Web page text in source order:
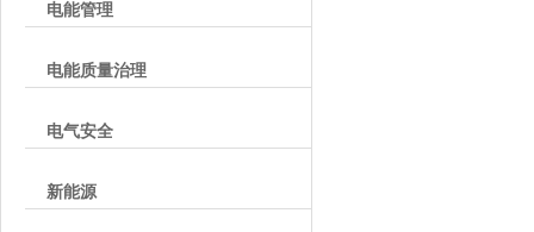
电能管理
电能质量治理
电气安全
新能源